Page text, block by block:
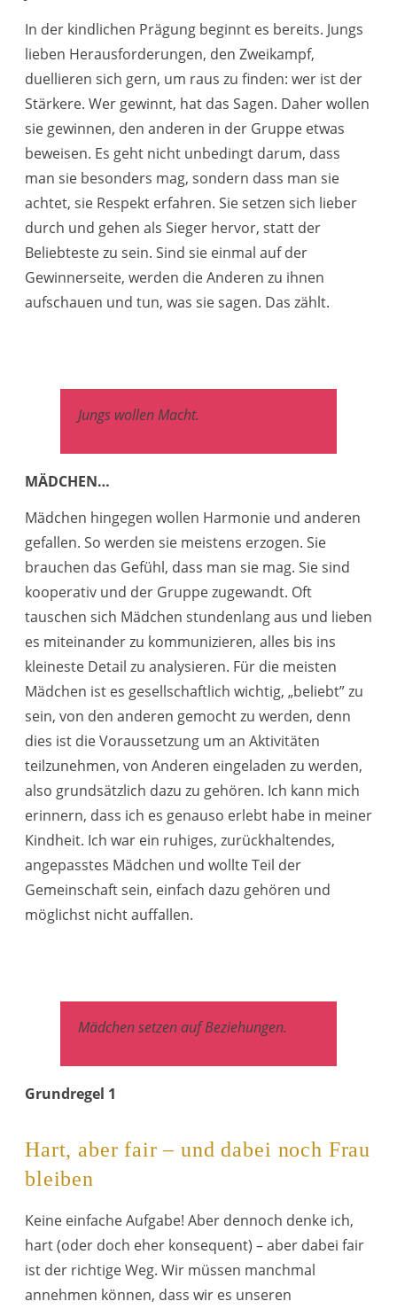
In der kindlichen Prägung beginnt es bereits. Jungs
lieben Herausforderungen, den Zweikampf,
duellieren sich gern, um raus zu finden: wer ist der
Stärkere. Wer gewinnt, hat das Sagen. Daher wollen
sie gewinnen, den anderen in der Gruppe etwas
beweisen. Es geht nicht unbedingt darum, dass
man sie besonders mag, sondern dass man sie
achtet, sie Respekt erfahren. Sie setzen sich lieber
durch und gehen als Sieger hervor, statt der
Beliebteste zu sein. Sind sie einmal auf der
Gewinnerseite, werden die Anderen zu ihnen
aufschauen und tun, was sie sagen. Das zählt.
Jungs wollen Macht.
MÄDCHEN…
Mädchen hingegen wollen Harmonie und anderen
gefallen. So werden sie meistens erzogen. Sie
brauchen das Gefühl, dass man sie mag. Sie sind
kooperativ und der Gruppe zugewandt. Oft
tauschen sich Mädchen stundenlang aus und lieben
es miteinander zu kommunizieren, alles bis ins
kleineste Detail zu analysieren. Für die meisten
Mädchen ist es gesellschaftlich wichtig, „beliebt” zu
sein, von den anderen gemocht zu werden, denn
dies ist die Voraussetzung um an Aktivitäten
teilzunehmen, von Anderen eingeladen zu werden,
also grundsätzlich dazu zu gehören. Ich kann mich
erinnern, dass ich es genauso erlebt habe in meiner
Kindheit. Ich war ein ruhiges, zurückhaltendes,
angepasstes Mädchen und wollte Teil der
Gemeinschaft sein, einfach dazu gehören und
möglichst nicht auffallen.
Mädchen setzen auf Beziehungen.
Grundregel 1
Hart, aber fair – und dabei noch Frau
bleiben
Keine einfache Aufgabe! Aber dennoch denke ich,
hart (oder doch eher konsequent) – aber dabei fair
ist der richtige Weg. Wir müssen manchmal
annehmen können, dass wir es unseren